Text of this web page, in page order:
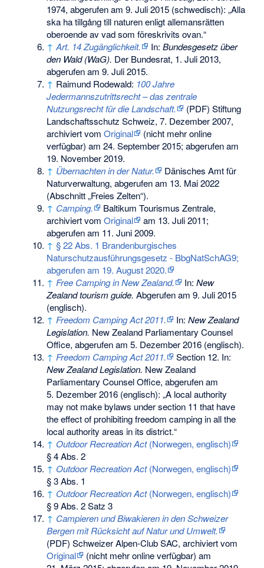
1974, abgerufen am 9. Juli 2015 (schwedisch): „Alla
ska ha tillgång till naturen enligt allemansrätten
oberoende av vad som föreskrivits ovan.“
↑ Art. 14 Zugänglichkeit. In:Bundesgesetz über
den Wald (WaG). Der Bundesrat, 1. Juli 2013,
abgerufen am 9. Juli 2015.
↑ Raimund Rodewald: 100 Jahre
Jedermannszutrittsrecht – das zentrale
Nutzungsrecht für die Landschaft.
(PDF) Stiftung
Landschaftsschutz Schweiz, 7. Dezember 2007,
archiviert vomOriginal
(nicht mehr online
verfügbar) am24. September 2015; abgerufen am
19. November 2019.
↑ Übernachten in der Natur.
Dänisches Amt für
Naturverwaltung, abgerufen am 13. Mai 2022
(Abschnitt „Freies Zelten“).
↑ Camping.
Baltikum Tourismus Zentrale,
archiviert vomOriginal am 13. Juli 2011;
abgerufen am 11. Juni 2009.
↑ § 22 Abs. 1 Brandenburgisches
Naturschutzausführungsgesetz - BbgNatSchAG9;
abgerufen am 19. August 2020.
↑ Free Camping in New Zealand. In:New
Zealand tourism guide. Abgerufen am 9. Juli 2015
(englisch).
↑ Freedom Camping Act 2011. In:New Zealand
Legislation. New Zealand Parliamentary Counsel
Office, abgerufen am 5. Dezember 2016 (englisch).
↑ Freedom Camping Act 2011.
Section 12. In:
New Zealand Legislation. New Zealand
Parliamentary Counsel Office, abgerufen am
5. Dezember 2016 (englisch): „A local authority
may not make bylaws under section 11 that have
the effect of prohibiting freedom camping in all the
local authority areas in its district.“
↑ Outdoor Recreation Act(Norwegen, englisch)
§ 4 Abs. 2
↑ Outdoor Recreation Act(Norwegen, englisch)
§ 3 Abs. 1
↑ Outdoor Recreation Act(Norwegen, englisch)
§ 9 Abs. 2 Satz 3
↑ Campieren und Biwakieren in den Schweizer
Bergen mit Rücksicht auf Natur und Umwelt.
(PDF) Schweizer Alpen-Club SAC, archiviert vom
Original
(nicht mehr online verfügbar) am